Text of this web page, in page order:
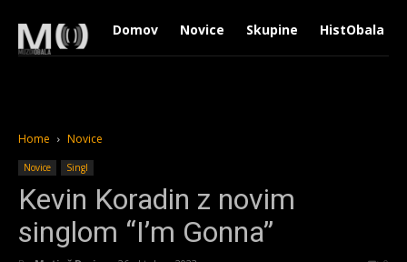
Domov Novice Skupine HistObala
Home Novice
Novice Singl
Kevin Koradin z novim
singlom “I’m Gonna”